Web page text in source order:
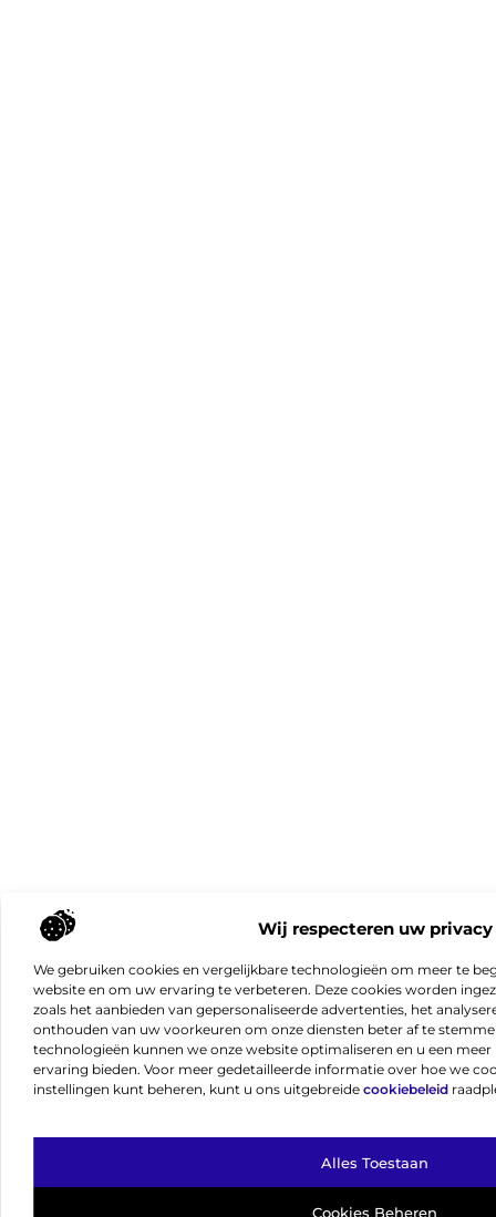
Wij respecteren uw privacy
We gebruiken cookies en vergelijkbare technologieën om meer te
website en om uw ervaring te verbeteren. Deze cookies worden
zoals het aanbieden van gepersonaliseerde advertenties, het
onthouden van uw voorkeuren om onze diensten beter af te
technologieën kunnen we onze website optimaliseren en u een
ervaring bieden. Voor meer gedetailleerde informatie over hoe we
instellingen kunt beheren, kunt u ons uitgebreide cookiebeleid
Alles Toestaan
Cookies Beheren